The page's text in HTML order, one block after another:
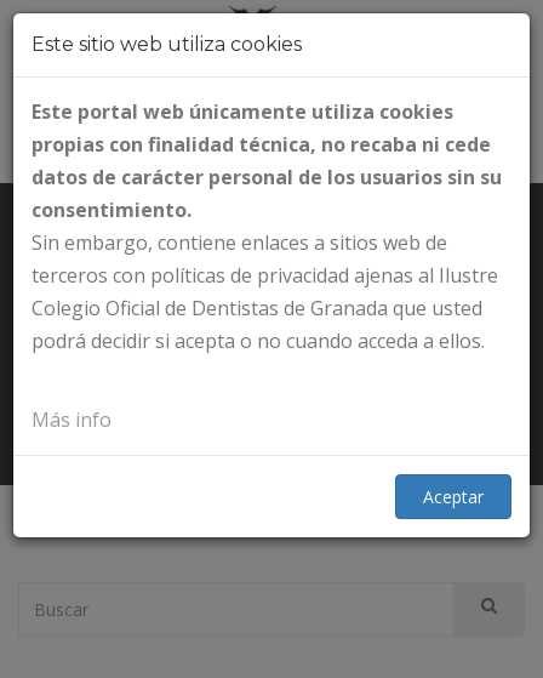
BOLSA DE TRABAJO
Este sitio web utiliza cookies
Este portal web únicamente utiliza cookies
propias con finalidad técnica, no recaba ni cede
datos de carácter personal de los usuarios sin su
consentimiento.
Sin embargo, contiene enlaces a sitios web de
terceros con políticas de privacidad ajenas al Ilustre
Colegio Oficial de Dentistas de Granada que usted
podrá decidir si acepta o no cuando acceda a ellos.
Más info
Aceptar